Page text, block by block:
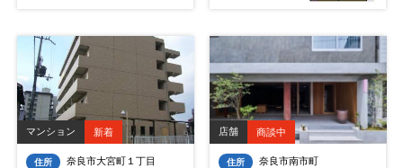
マンション 新着
住所 奈良市大宮町１丁目
店舗 商談中
住所 奈良市南市町